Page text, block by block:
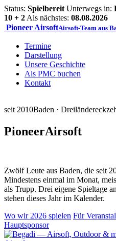
Status: Spielbereit Unterwegs in:
10 + 2 Als nächstes: 08.08.2026
Pioneer AirsoftAirsoft-Team aus
Termine
Darstellung
Unsere Geschichte
Als PMC buchen
Kontakt
seit 2010Baden · Dreiländereck
PioneerAirsoft
Zwölf Leute aus Baden, die seit
Mindestens einmal im Monat,
als Trupp. Drei eigene Spieltage
stehen dieses Jahr im Kalender.
Wo wir 2026 spielen Für
Hauptsponsor